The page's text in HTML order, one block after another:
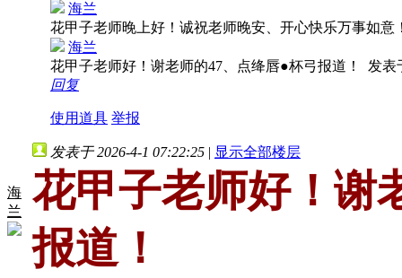
海兰
花甲子老师晚上好！诚祝老师晚安、开心快乐万事如
海兰
花甲子老师好！谢老师的47、点绛唇●杯弓报道！ 发表
回复
使用道具 举报
海
兰
发表于 2026-4-1 07:22:25 | 显示全部楼层
花甲子老师好！谢
报道！